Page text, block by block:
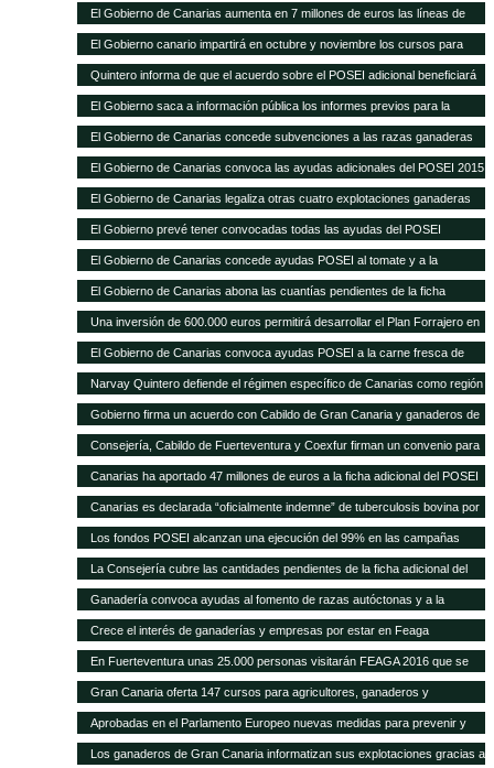
Sanitaria Ganadera por 300.000 euros
El Gobierno de Canarias aumenta en 7 millones de euros las líneas de
ayudas a comercialización y producción agrícola y ganadera
El Gobierno canario impartirá en octubre y noviembre los cursos para
obtener el certificado obligatorio para transporte animal
Quintero informa de que el acuerdo sobre el POSEI adicional beneficiará
a unos 4.800 agricultores y ganaderos de las Islas
El Gobierno saca a información pública los informes previos para la
legalización de otras 28 explotaciones ganaderas
El Gobierno de Canarias concede subvenciones a las razas ganaderas
autóctonas por importe de casi 200.000 euros
El Gobierno de Canarias convoca las ayudas adicionales del POSEI 2015
El Gobierno de Canarias legaliza otras cuatro explotaciones ganaderas
El Gobierno prevé tener convocadas todas las ayudas del POSEI
adicional, excepto 2011, antes de que termine el año
El Gobierno de Canarias concede ayudas POSEI al tomate y a la
industria láctea que emplea leche local por 3,7 millones de euros
El Gobierno de Canarias abona las cuantías pendientes de la ficha
adicional del POSEI 2014
Una inversión de 600.000 euros permitirá desarrollar el Plan Forrajero en
la isla de La Palma
El Gobierno de Canarias convoca ayudas POSEI a la carne fresca de
origen local por 2,28 millones de euros
Narvay Quintero defiende el régimen específico de Canarias como región
ultraperiférica en la estrategia española de negociación de la Política
Agraria Común El consejero de Agricultura del Gobierno de Canarias
participó ayer en Madrid en la Conferencia Sectorial de Agricultura y
Desarrollo Rural
Gobierno firma un acuerdo con Cabildo de Gran Canaria y ganaderos de
la isla para aumentar la producción de forraje para el ganado El consejero
de Agricultura, Ganadería, Pesca y Aguas, Narvay Quintero, explicó que
este plan quiere dar estabilidad a los ganaderos y una mejor alimentación
a la cabaña existente
Consejería, Cabildo de Fuerteventura y Coexfur firman un convenio para
poner en marcha el Plan Forrajero con un presupuesto de 600.000 euros
El consejero de Agricultura, Ganadería, Pesca y Aguas, Narvay Quintero,
explicó que este plan permitirá a los ganaderos de la isla depender menos
de la importación de insumos
Canarias ha aportado 47 millones de euros a la ficha adicional del POSEI
Quintero analiza con el Ministerio la mejor forma de abono de la campaña
2011, después de que se pague la cantidad relativa a 2015
Canarias es declarada “oficialmente indemne” de tuberculosis bovina por
la UE El consejero, Narvay Quintero, y el director de Ganadería, David de
Vera, informaron hoy en rueda de prensa de las actuaciones
desarrolladas por este departamento para alcanzar este logro
Los fondos POSEI alcanzan una ejecución del 99% en las campañas
2014 y 2015 Quintero destaca en el Parlamento que la Consejería de
Agricultura del Gobierno de Canarias ha recibido felicitaciones por parte
de la UE por estas cifras y la positiva repercusión del programa en el
sector primario canario
La Consejería cubre las cantidades pendientes de la ficha adicional del
POSEI de 2014 tras incrementar la dotación presupuestaria propia El
consejero de Agricultura, Ganadería, Pesca y Aguas, Narvay Quintero,
espera que las transferencias acordadas con el Estado se cumplan para
empezar a convocar las ayudas de 2015
Ganadería convoca ayudas al fomento de razas autóctonas y a la
producción y comercialización de productos de la apicultura
Crece el interés de ganaderías y empresas por estar en Feaga
En Fuerteventura unas 25.000 personas visitarán FEAGA 2016 que se
celebra del 21 al 24 de abril
Gran Canaria oferta 147 cursos para agricultores, ganaderos y
pescadores
Aprobadas en el Parlamento Europeo nuevas medidas para prevenir y
frenar las enfermedades animales
Los ganaderos de Gran Canaria informatizan sus explotaciones gracias a